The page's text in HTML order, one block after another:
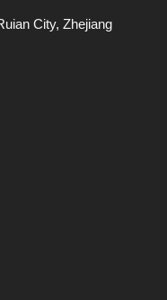
City, Zhejiang